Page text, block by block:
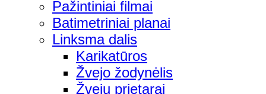
Pažintiniai filmai
Batimetriniai planai
Linksma dalis
Karikatūros
Žvejo žodynėlis
Žvejų prietarai